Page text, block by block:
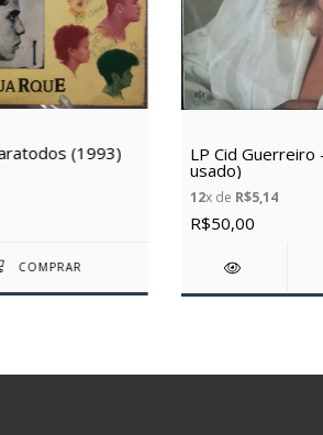
(1993) LP Cid Guerreiro
usado)
12x de R$5,14
R$50,00